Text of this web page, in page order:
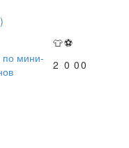
👕⚽
по мини-
2 0 00